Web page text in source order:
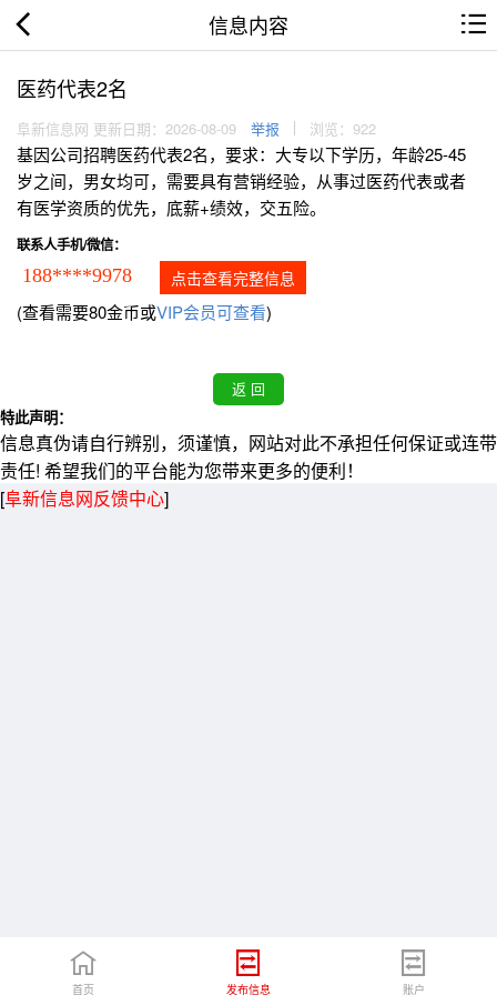
信息内容
医药代表2名
阜新信息网 更新日期：2026-08-09 举报 浏览：922
基因公司招聘医药代表2名，要求：大专以下学历，年龄25-45
岁之间，男女均可，需要具有营销经验，从事过医药代表或者
有医学资质的优先，底薪+绩效，交五险。
联系人手机/微信：
188****9978 点击查看完整信息
(查看需要80金币或VIP会员可查看)
特此声明：
信息真伪请自行辨别，须谨慎，网站对此不承担任何保证或连带
责任! 希望我们的平台能为您带来更多的便利！
[阜新信息网反馈中心]
首页 发布信息 账户